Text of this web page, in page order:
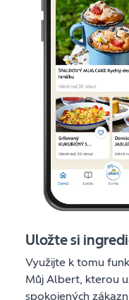
Uložte si
Využijte k tomu
Můj Albert, kterou
spokojených